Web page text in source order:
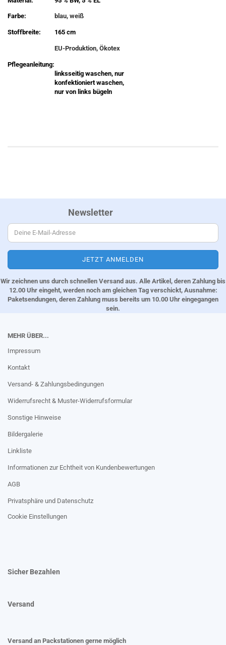
Farbe: blau, weiß
Stoffbreite: 165 cm
EU-Produktion, Ökotex
Pflegeanleitung:
linksseitig waschen, nur
konfektioniert waschen,
nur von links bügeln
Newsletter
Wir zeichnen uns durch schnellen Versand aus. Alle Artikel, deren Zahlung bis
12.00 Uhr eingeht, werden noch am gleichen Tag verschickt, Ausnahme:
Paketsendungen, deren Zahlung muss bereits um 10.00 Uhr eingegangen
sein.
MEHR ÜBER...
Impressum
Kontakt
Versand- & Zahlungsbedingungen
Widerrufsrecht & Muster-Widerrufsformular
Sonstige Hinweise
Bildergalerie
Linkliste
Informationen zur Echtheit von Kundenbewertungen
AGB
Privatsphäre und Datenschutz
Cookie Einstellungen
Sicher Bezahlen
Versand
Versand an Packstationen gerne möglich